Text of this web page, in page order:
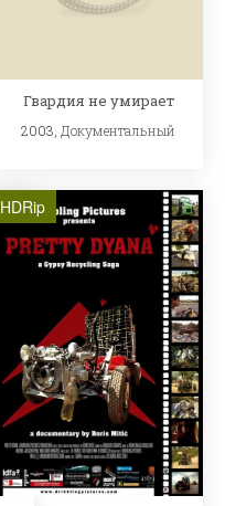
Гвардия не умирает
2003, Документальный
HDRip